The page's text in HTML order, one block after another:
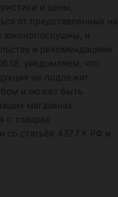
и цены,
от представленных на
и
и рекомендациям
уведомляем, что
не подлежит
и может быть
магазинах.
о товарах
со статьёй 437 ГК РФ и